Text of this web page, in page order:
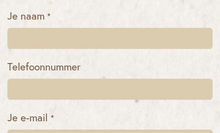
Je naam *
Telefoonnummer
Je e-mail *